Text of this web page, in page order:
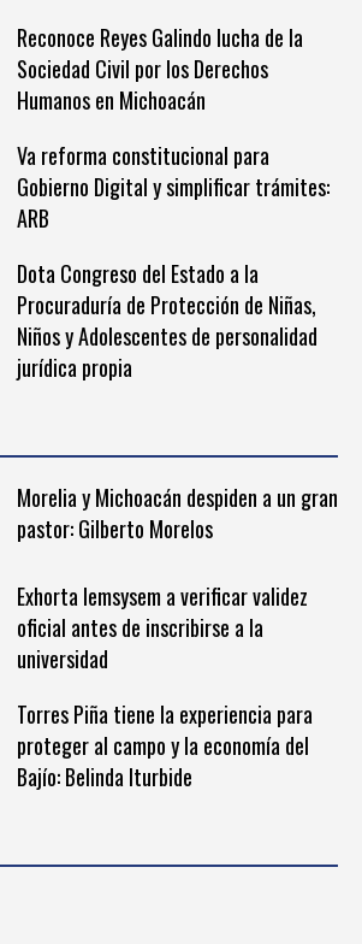
Reconoce Reyes Galindo lucha de la
Sociedad Civil por los Derechos
Humanos en Michoacán
Va reforma constitucional para
Gobierno Digital y simplificar trámites:
ARB
Dota Congreso del Estado a la
Procuraduría de Protección de Niñas,
Niños y Adolescentes de personalidad
jurídica propia
Morelia y Michoacán despiden a un gran
pastor: Gilberto Morelos
Exhorta Iemsysem a verificar validez
oficial antes de inscribirse a la
universidad
Torres Piña tiene la experiencia para
proteger al campo y la economía del
Bajío: Belinda Iturbide